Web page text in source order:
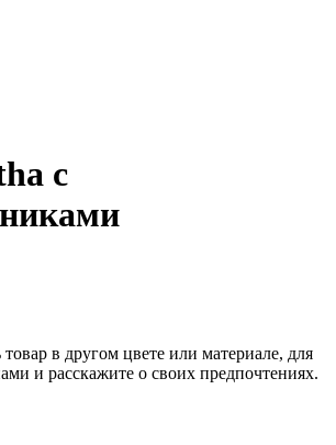
с
в другом цвете или материале, для
и расскажите о своих предпочтениях.